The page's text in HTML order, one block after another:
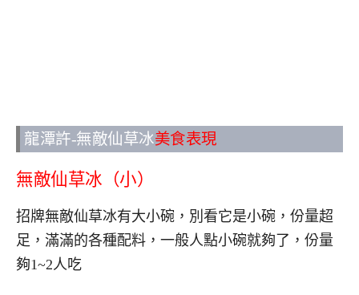
龍潭許-無敵仙草冰美食表現
無敵仙草冰（小）
招牌無敵仙草冰有大小碗，別看它是小碗，份量超
足，滿滿的各種配料，一般人點小碗就夠了，份量
夠1~2人吃